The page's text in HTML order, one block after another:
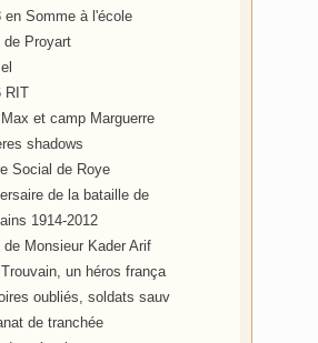
en Somme à l'école
de Proyart
RIT
Max et camp Marguerre
shadows
Social de Roye
de la bataille de
1914-2012
Monsieur Kader Arif
Trouvain, un héros frança
oubliés, soldats sauv
de tranchée